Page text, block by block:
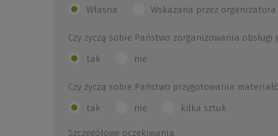
Własna
Wskazana przez organizatora
Czy życzą sobie Państwo zorganizowania
tak
nie
Czy życzą sobie Państwo przygotowania
tak
nie kilka sztuk
Szczegółowe oczekiwania